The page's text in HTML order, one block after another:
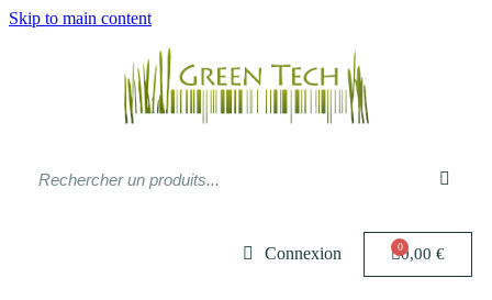
Skip to main content
Connexion 0,00 €